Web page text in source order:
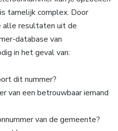
tamelijk complex. Door
alle resultaten uit de
database van
in het geval van:
dit nummer?
van een betrouwbaar iemand
van de gemeente?